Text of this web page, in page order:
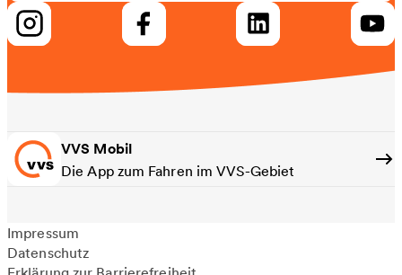
VVS Mobil
Die App zum Fahren im VVS-Gebiet
Impressum
Datenschutz